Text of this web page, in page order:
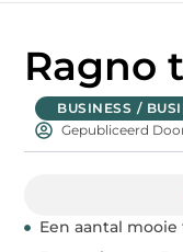
Ragno
BUSINESS /
Gepubliceerd
Een aantal